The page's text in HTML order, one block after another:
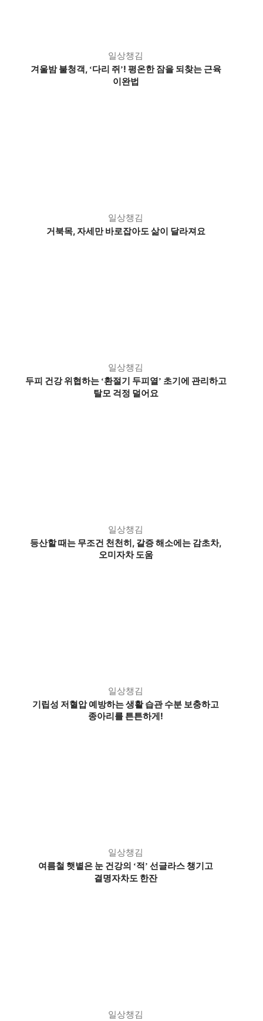
일상챙김
겨울밤 불청객, ‘다리 쥐’! 평온한 잠을 되찾는 근육
이완법
일상챙김
거북목, 자세만 바로잡아도 삶이 달라져요
일상챙김
두피 건강 위협하는 ‘환절기 두피열’ 초기에 관리하고
탈모 걱정 덜어요
일상챙김
등산할 때는 무조건 천천히, 갈증 해소에는 감초차,
오미자차 도움
일상챙김
기립성 저혈압 예방하는 생활 습관 수분 보충하고
종아리를 튼튼하게!
일상챙김
여름철 햇볕은 눈 건강의 ‘적’ 선글라스 챙기고
결명자차도 한잔
일상챙김